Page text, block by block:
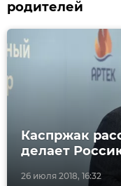
родителей
26 июля 2018, 16:32
Каспржак
делает